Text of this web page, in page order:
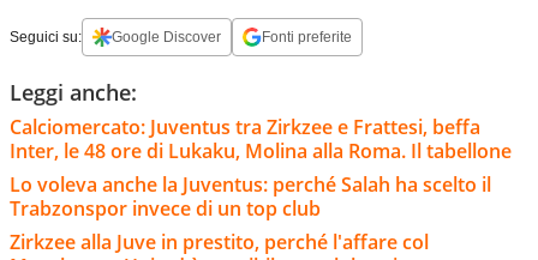
Seguici su: Google Discover Fonti preferite
Leggi anche:
Calciomercato: Juventus tra Zirkzee e Frattesi, beffa
Inter, le 48 ore di Lukaku, Molina alla Roma. Il tabellone
Lo voleva anche la Juventus: perché Salah ha scelto il
Trabzonspor invece di un top club
Zirkzee alla Juve in prestito, perché l'affare col